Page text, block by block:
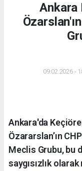
Ankara
09.02.2026 -
Ankara'da
Özararslan’ın
Meclis Grubu, bu
saygısızlık